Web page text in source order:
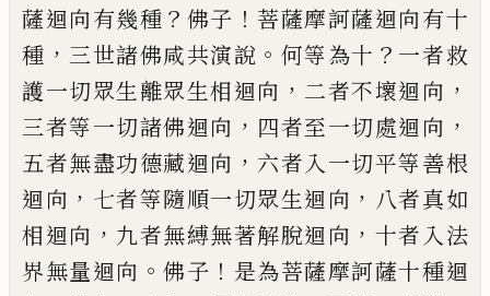
薩迴向有幾種 ？ 佛子 ！ 菩薩摩訶薩迴向有十
種 ， 三世諸佛咸共演說 。 何等為十 ？ 一者救
護一切眾生離眾生相迴向 ， 二者不壞迴向 ，
三者等一切諸佛迴向 ， 四者至一切處迴向 ，
五者無盡功德藏迴向 ， 六者入一切平等善根
迴向 ， 七者等隨順一切眾生迴向 ， 八者真如
相迴向 ， 九者無縛無著解脫迴向 ， 十者 入法
界無量迴向 。佛子 ！ 是為菩薩摩訶薩十種迴